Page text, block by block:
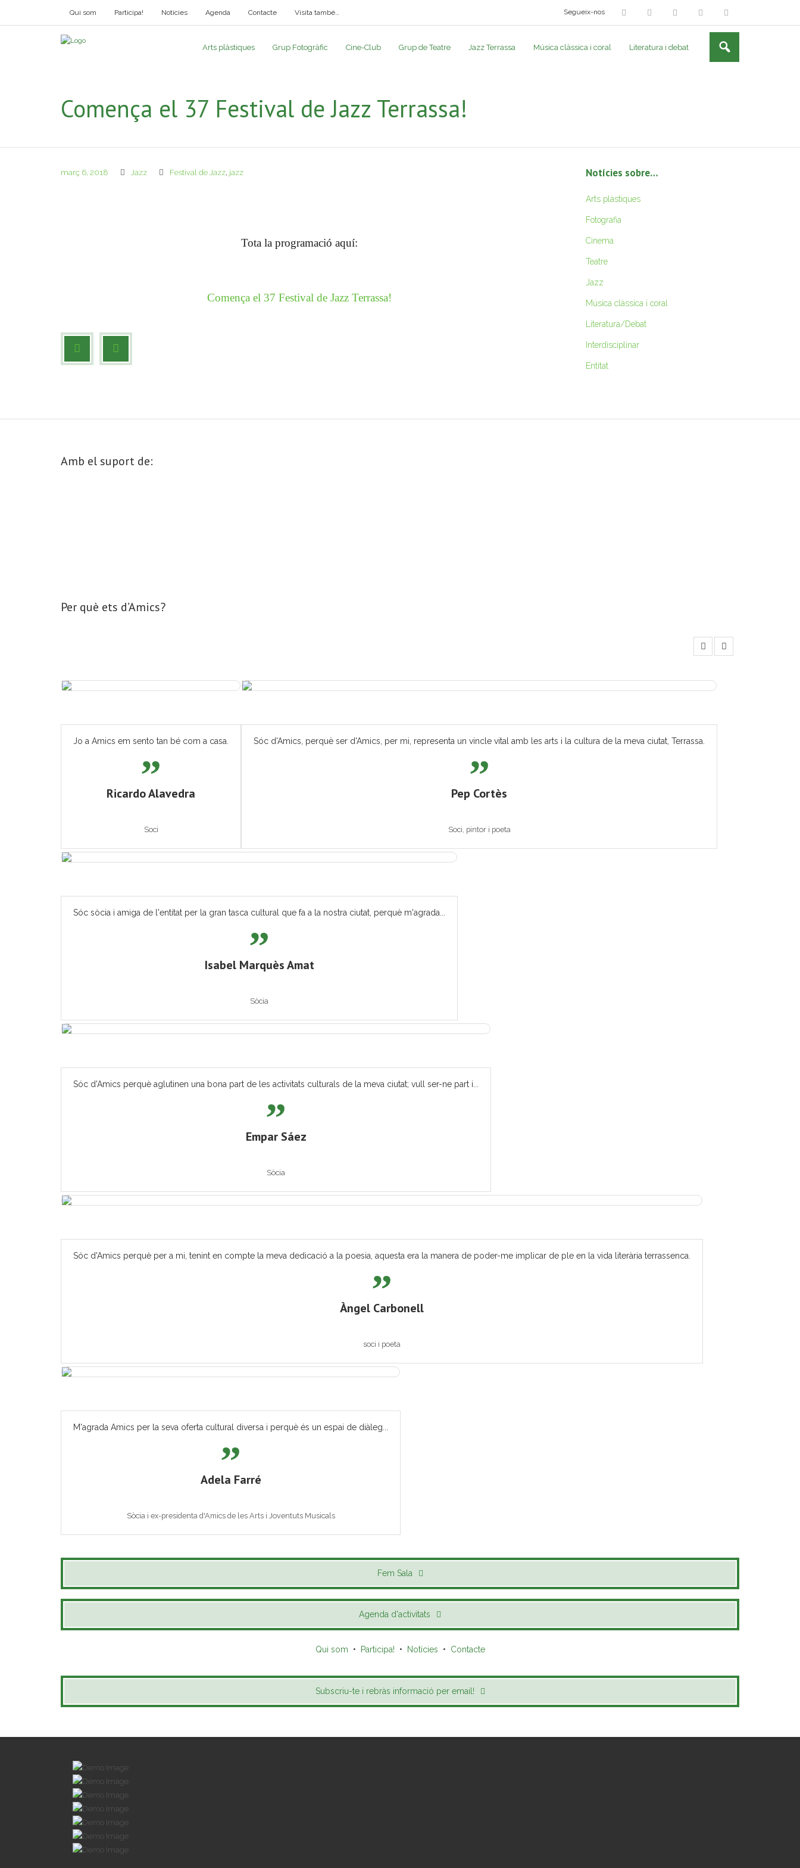
Qui som Participa! Notícies Agenda Contacte Visita també… Segueix-nos
Arts plàstiques Grup Fotogràfic Cine-Club Grup de Teatre Jazz Terrassa Música clàssica i coral Literatura i debat
Comença el 37 Festival de Jazz Terrassa!
març 6, 2018 Jazz Festival de Jazz, jazz
Tota la programació aquí:
Comença el 37 Festival de Jazz Terrassa!
Notícies sobre…
Arts plàstiques
Fotografia
Cinema
Teatre
Jazz
Música clàssica i coral
Literatura/Debat
Interdisciplinar
Entitat
Amb el suport de:
Per què ets d’Amics?
Jo a Amics em sento tan bé com a casa.
Ricardo Alavedra
Soci
Sóc d'Amics, perquè ser d'Amics, per mi, representa un vincle vital amb les arts i la cultura de la meva ciutat, Terrassa.
Pep Cortès
Soci, pintor i poeta
Sóc sòcia i amiga de l'entitat per la gran tasca cultural que fa a la nostra ciutat, perquè m'agrada...
Isabel Marquès Amat
Sòcia
Sóc d'Amics perquè aglutinen una bona part de les activitats culturals de la meva ciutat; vull ser-ne part i...
Empar Sáez
Sòcia
Sóc d'Amics perquè per a mi, tenint en compte la meva dedicació a la poesia, aquesta era la manera de poder-me implicar de ple en la vida literària terrassenca.
Àngel Carbonell
soci i poeta
M'agrada Amics per la seva oferta cultural diversa i perquè és un espai de diàleg...
Adela Farré
Sòcia i ex-presidenta d'Amics de les Arts i Joventuts Musicals
Fem Sala
Agenda d'activitats
Qui som • Participa! • Notícies • Contacte
Subscriu-te i rebràs informació per email!